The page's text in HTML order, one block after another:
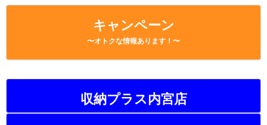
キャンペーン
〜オトクな情報あります！〜
収納プラス内宮店